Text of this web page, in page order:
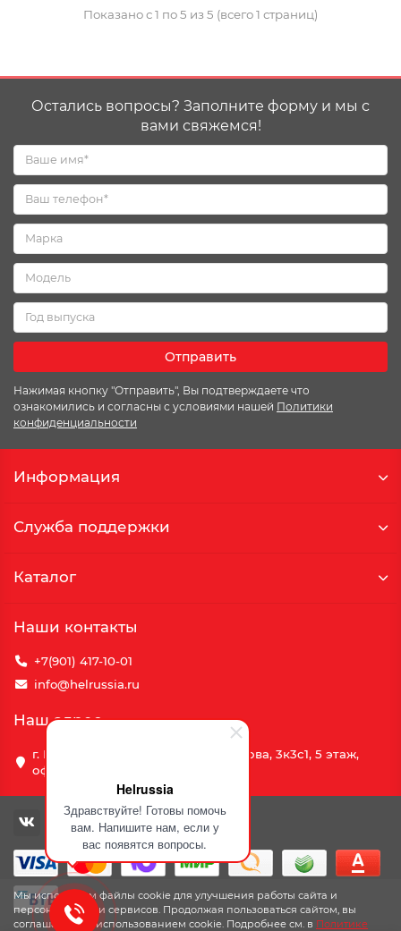
Helrussia
Здравствуйте! Готовы помочь
вам. Напишите нам, если у
вас появятся вопросы.
Показано с 1 по 5 из 5 (всего 1 страниц)
Мы используем файлы cookie для улучшения работы сайта и
персонализации сервисов. Продолжая пользоваться сайтом, вы
соглашаетесь с использованием cookie. Подробнее см. в Политике
Остались вопросы? Заполните форму и мы с
вами свяжемся!
Отправить
Нажимая кнопку "Отправить", Вы подтверждаете что
ознакомились и согласны с условиями нашей Политики
конфиденциальности
Информация
Служба поддержки
Каталог
Наши контакты
+7(901) 417-10-01
info@helrussia.ru
Наш адрес
г. Москва, улица Василия Петушкова, 3к3c1, 5 этаж,
офис 69